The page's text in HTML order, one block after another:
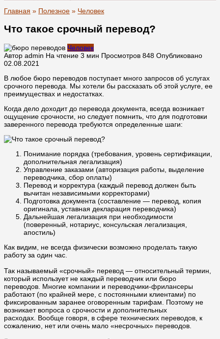
Главная » Полезное » Человек
Что такое срочный перевод?
Человек
Автор admin На чтение 3 мин Просмотров 848 Опубликовано
02.08.2021
В любое бюро переводов поступает много запросов об услугах
срочного перевода. Мы хотели бы рассказать об этой услуге, ее
преимуществах и недостатках.
Когда дело доходит до перевода документа, всегда возникает
ощущение срочности, но следует помнить, что для подготовки
заверенного перевода требуются определенные шаги:
Понимание порядка (требования, уровень сертификации,
дополнительная легализация)
Управление заказами (авторизация работы, выделение
переводчика, сбор оплаты)
Перевод и корректура (каждый перевод должен быть
вычитан независимыми корректорами)
Подготовка документа (составление — перевод, копия
оригинала, уставная декларация переводчика)
Дальнейшая легализация при необходимости
(поверенный, нотариус, консульская легализация,
апостиль)
Как видим, не всегда физически возможно проделать такую
работу за один час.
Так называемый «срочный» перевод — относительный термин,
который использует не каждый переводчик или бюро
переводов. Многие компании и переводчики-фрилансеры
работают (по крайней мере, с постоянными клиентами) по
фиксированным заранее оговоренным тарифам. Поэтому не
возникает вопроса о срочности и дополнительных
расходах. Вообще говоря, в сфере технических переводов, к
сожалению, нет или очень мало «несрочных» переводов.